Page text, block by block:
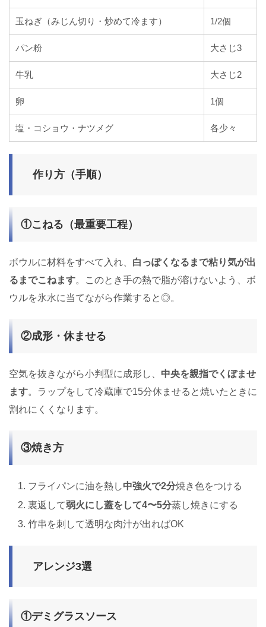
玉ねぎ（みじん切り・炒めて冷ます） 1/2個
パン粉 大さじ3
牛乳 大さじ2
卵 1個
塩・コショウ・ナツメグ 各少々
作り方（手順）
①こねる（最重要工程）
ボウルに材料をすべて入れ、 白っぽくなるまで粘り気が出
るまでこねます。このとき手の熱で脂が溶けないよう、ボ
ウルを氷水に当てながら作業すると◎。
②成形・休ませる
空気を抜きながら小判型に成形し、 中央を親指でくぼませ
ます。ラップをして冷蔵庫で15分休ませると焼いたときに
割れにくくなります。
③焼き方
フライパンに油を熱し中強火で2分焼き色をつける
裏返して弱火にし蓋をして4〜5分蒸し焼きにする
竹串を刺して透明な肉汁が出ればOK
アレンジ3選
①デミグラスソース